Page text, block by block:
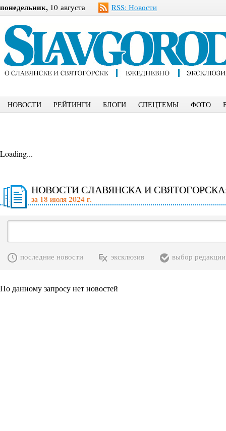
понедельник, 10 августа RSS: Новости
НОВОСТИ РЕЙТИНГИ БЛОГИ СПЕЦТЕМЫ ФОТО
Loading...
НОВОСТИ СЛАВЯНСКА И
за 18 июля 2024 г.
последние новости эксклюзив выбор редакции
По данному запросу нет новостей